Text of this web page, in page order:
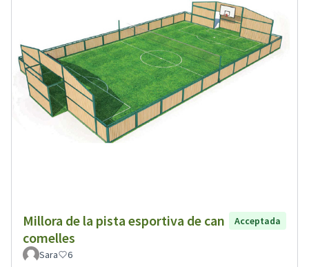
Millora de la pista esportiva de can
comelles
Acceptada
Sara 6